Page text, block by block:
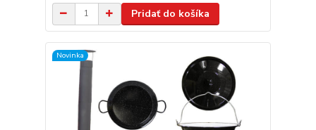
Pridať do košíka
Novinka